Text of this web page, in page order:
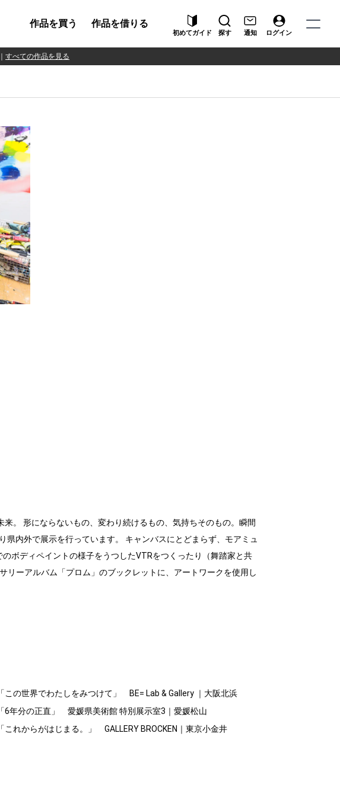
作品を買う 作品を借りる
初めてガイド 探す 通知 ログイン
すべての作品を見る
。 形にならないもの、変わり続けるもの、気持ちそのもの。瞬間
内外で展示を行っています。 キャンバスにとどまらず、モアミュ
ボディペイントの様子をうつしたVTRをつくったり（舞踏家と共
ーアルバム「プロム」のブックレットに、アートワークを使用し
「この世界でわたしをみつけて」 BE= Lab & Gallery ｜大阪北浜
「6年分の正直」 愛媛県美術館 特別展示室3｜愛媛松山
「これからがはじまる。」 GALLERY BROCKEN｜東京小金井